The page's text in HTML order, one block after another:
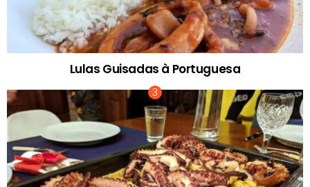
Lulas Guisadas à Portuguesa